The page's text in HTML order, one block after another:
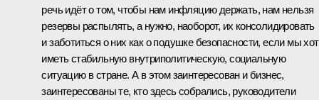
речь идёт о том, чтобы нам инфляцию держать, нам нельзя
резервы распылять, а нужно, наоборот, их консолидировать
и заботиться о них как о подушке безопасности, если мы
иметь стабильную внутриполитическую, социальную
ситуацию в стране. А в этом заинтересован и бизнес,
заинтересованы те, кто здесь собрались, руководители